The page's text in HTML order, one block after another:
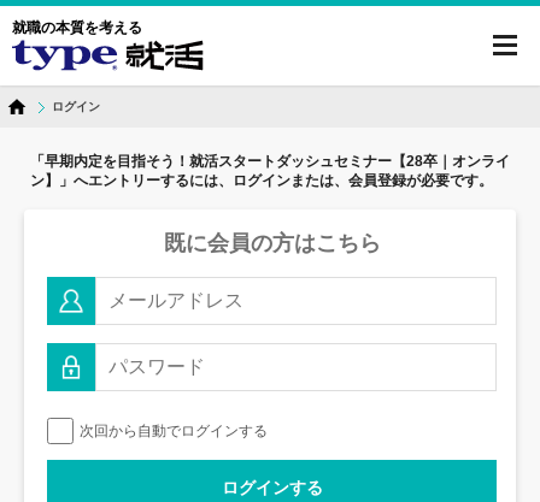
就職の本質を考える
ログイン
「早期内定を目指そう！就活スタートダッシュセミナー【28卒｜オンライ
ン】」へエントリーするには、ログインまたは、会員登録が必要です。
既に会員の方はこちら
次回から自動でログインする